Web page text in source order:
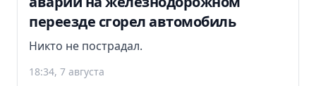
переезде сгорел автомобиль
Никто не пострадал.
18:34, 7 августа